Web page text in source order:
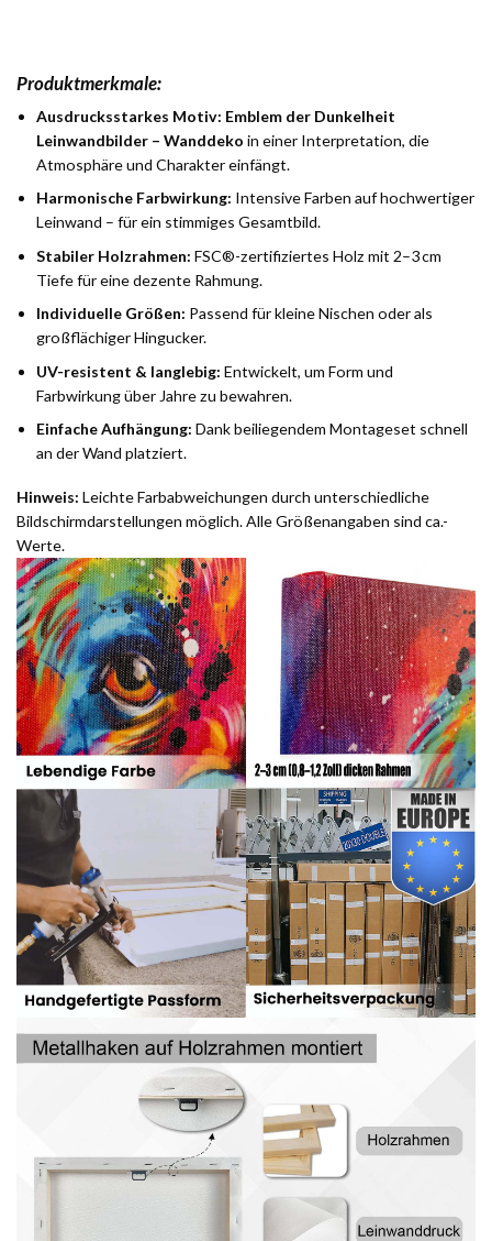
Produktmerkmale:
Ausdrucksstarkes Motiv: Emblem der Dunkelheit
Leinwandbilder – Wanddeko in einer Interpretation, die
Atmosphäre und Charakter einfängt.
Harmonische Farbwirkung: Intensive Farben auf hochwertiger
Leinwand – für ein stimmiges Gesamtbild.
Stabiler Holzrahmen: FSC®-zertifiziertes Holz mit 2–3 cm
Tiefe für eine dezente Rahmung.
Individuelle Größen: Passend für kleine Nischen oder als
großflächiger Hingucker.
UV-resistent & langlebig: Entwickelt, um Form und
Farbwirkung über Jahre zu bewahren.
Einfache Aufhängung: Dank beiliegendem Montageset schnell
an der Wand platziert.
Hinweis: Leichte Farbabweichungen durch unterschiedliche
Bildschirmdarstellungen möglich. Alle Größenangaben sind ca.-
Werte.